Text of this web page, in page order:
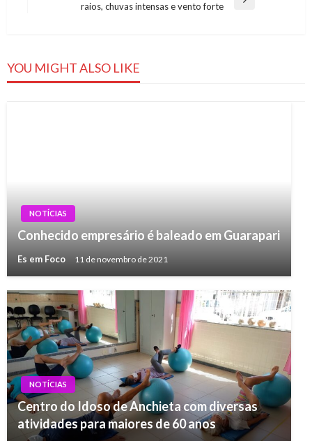
raios, chuvas intensas e vento forte
YOU MIGHT ALSO LIKE
NOTÍCIAS
Conhecido empresário é baleado em Guarapari
Es em Foco 11 de novembro de 2021
NOTÍCIAS
Centro do Idoso de Anchieta com diversas
atividades para maiores de 60 anos